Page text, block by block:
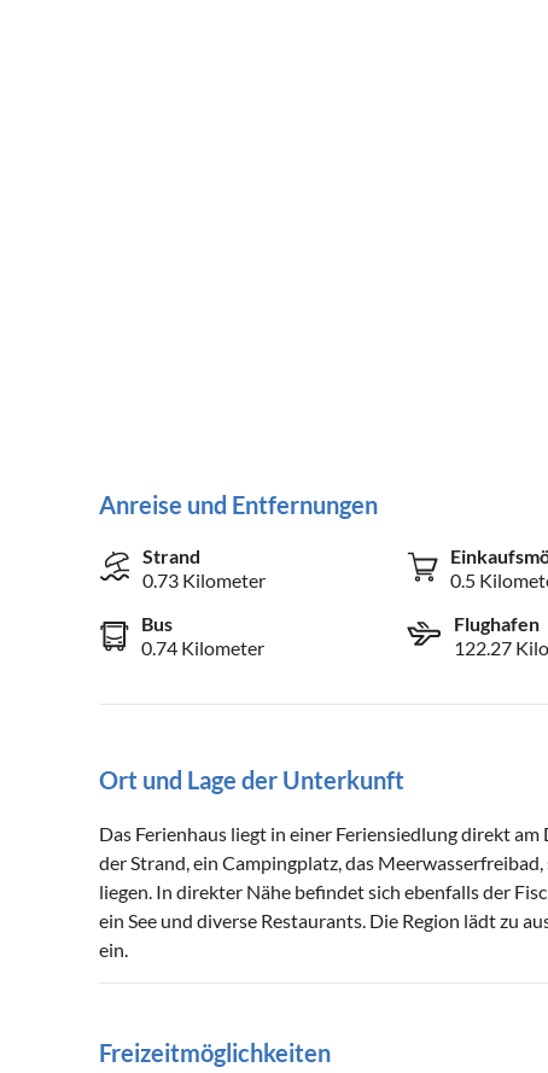
Anreise und Entfernungen
Strand
0.73 Kilometer
0.5
Bus
0.74 Kilometer
Flughafen
122.27
Ort und Lage der Unterkunft
Das Ferienhaus liegt in einer Feriensiedlung direkt am
der Strand, ein Campingplatz, das
liegen. In direkter Nähe befindet sich ebenfalls der
ein See und diverse Restaurants. Die Region lädt zu
ein.
Freizeitmöglichkeiten